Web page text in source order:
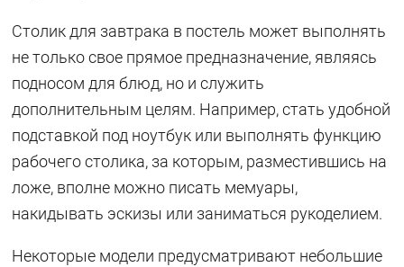
Столик для завтрака в постель может выполнять
не только свое прямое предназначение, являясь
подносом для блюд, но и служить
дополнительным целям. Например, стать удобной
подставкой под ноутбук или выполнять функцию
рабочего столика, за которым, разместившись на
ложе, вполне можно писать мемуары,
накидывать эскизы или заниматься рукоделием.
Некоторые модели предусматривают небольшие